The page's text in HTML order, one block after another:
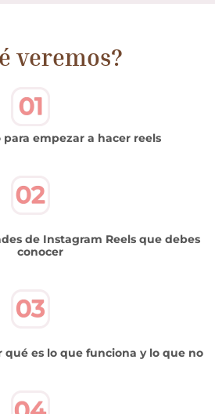
veremos?
para empezar a hacer reels
de Instagram Reels que debes
conocer
qué es lo que funciona y lo que no